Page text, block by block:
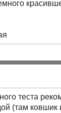
теста
(там